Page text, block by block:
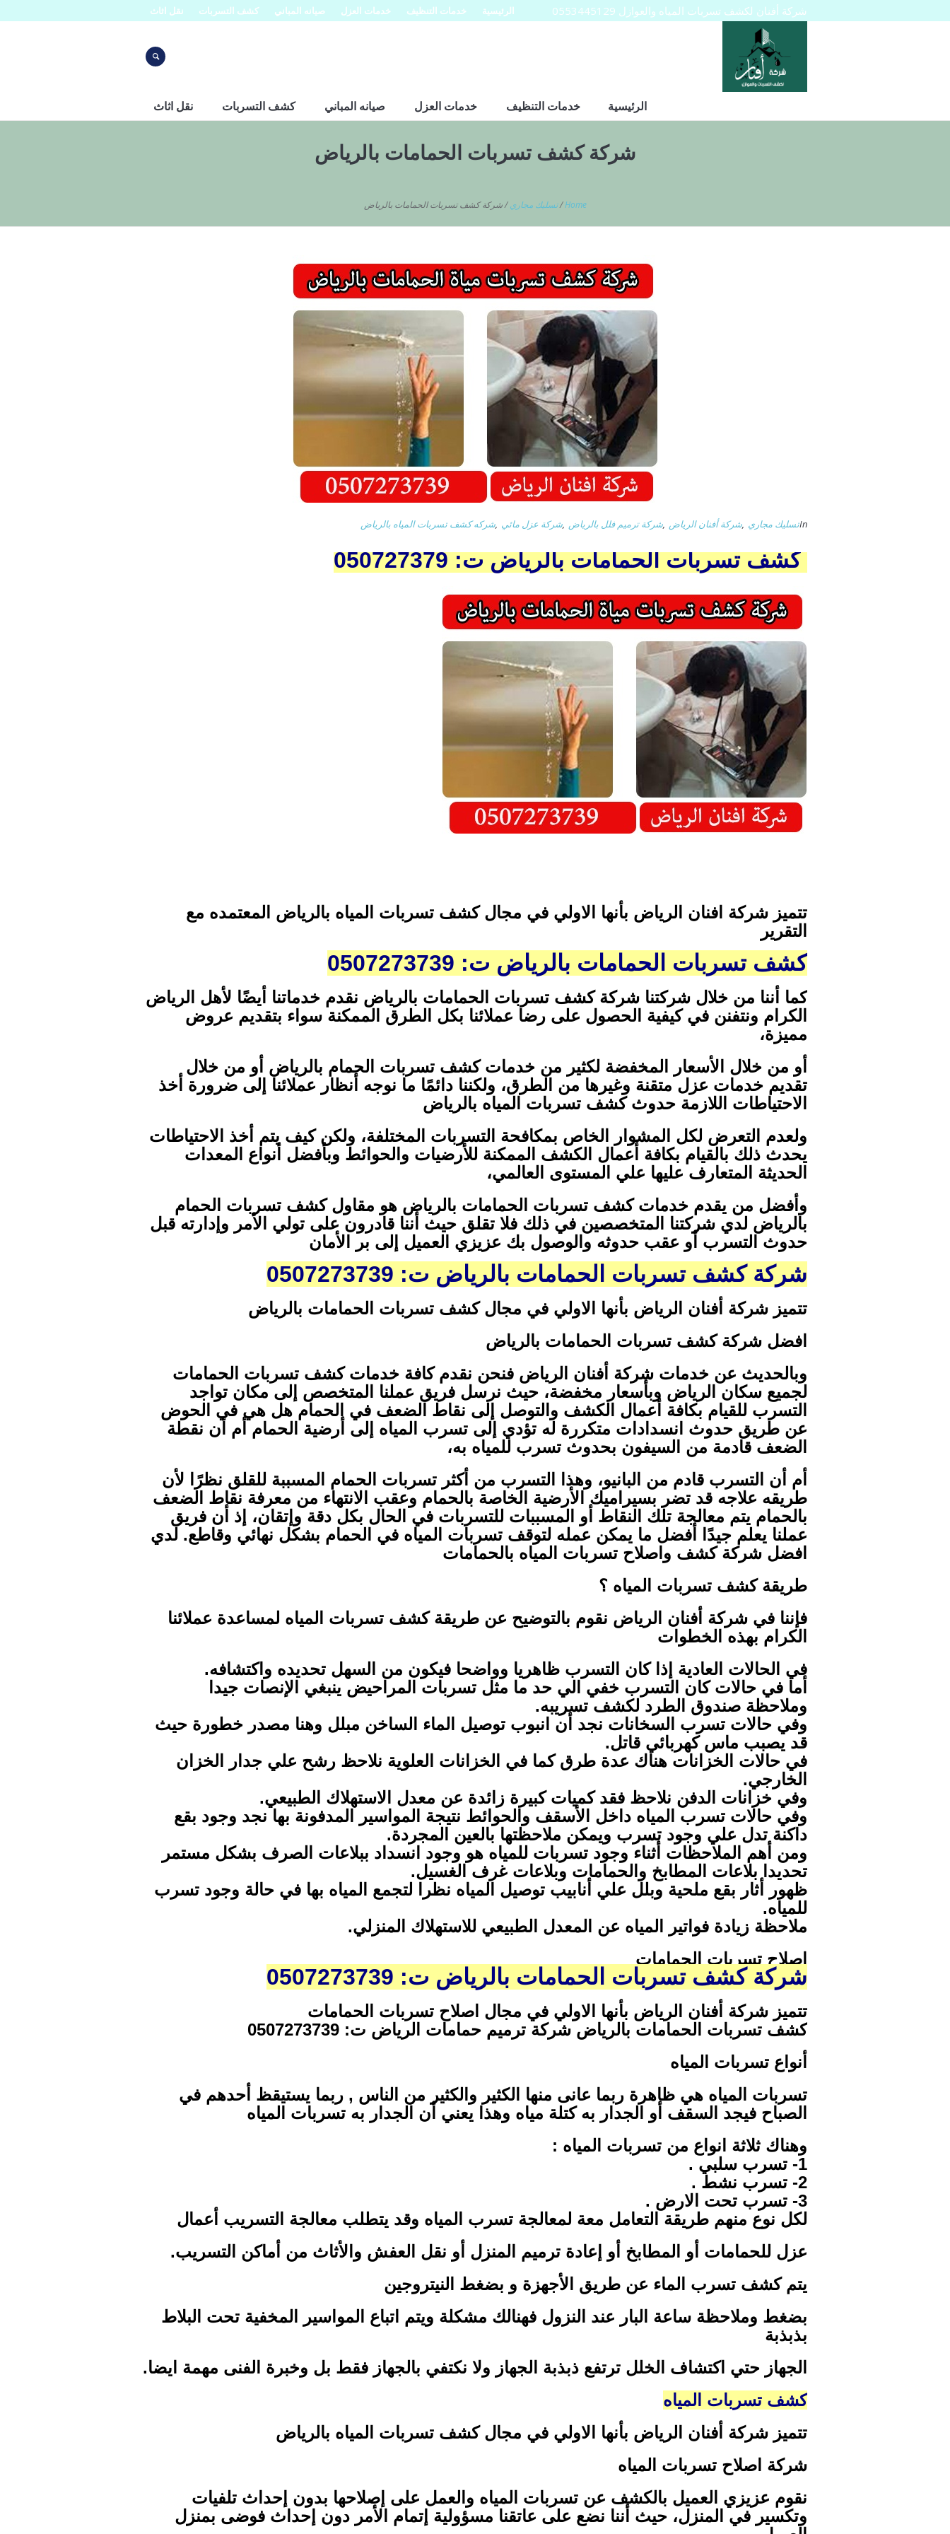
الرئيسية خدمات التنظيف خدمات العزل صيانه المباني كشف التسربات نقل اثاث شركة أفنان لكشف تسربات المياه والعوازل 0553445129
الرئيسية خدمات التنظيف خدمات العزل صيانه المباني كشف التسربات نقل اثاث
شركة كشف تسربات الحمامات بالرياض
Home
/تسليك مجاري /شركة كشف تسربات الحمامات بالرياض
Inتسليك مجاري ,شركة أفنان الرياض ,شركة ترميم فلل بالرياض ,شركة عزل مائي ,شركه كشف تسربات المياه بالرياض
كشف تسربات الحمامات بالرياض ت: 050727379
تتميز شركة افنان الرياض بأنها الاولي في مجال كشف تسربات المياه بالرياض المعتمده مع
التقرير
كشف تسربات الحمامات بالرياض ت: 0507273739
كما أننا من خلال شركتنا شركة كشف تسربات الحمامات بالرياض نقدم خدماتنا أيضًا لأهل الرياض
الكرام ونتفنن في كيفية الحصول على رضا عملائنا بكل الطرق الممكنة سواء بتقديم عروض
مميزة،
أو من خلال الأسعار المخفضة لكثير من خدمات كشف تسربات الحمام بالرياض أو من خلال
تقديم خدمات عزل متقنة وغيرها من الطرق، ولكننا دائمًا ما نوجه أنظار عملائنا إلى ضرورة أخذ
الاحتياطات اللازمة حدوث كشف تسربات المياه بالرياض
ولعدم التعرض لكل المشوار الخاص بمكافحة التسربات المختلفة، ولكن كيف يتم أخذ الاحتياطات
يحدث ذلك بالقيام بكافة أعمال الكشف الممكنة للأرضيات والحوائط وبأفضل أنواع المعدات
الحديثة المتعارف عليها علي المستوى العالمي،
وأفضل من يقدم خدمات كشف تسربات الحمامات بالرياض هو مقاول كشف تسربات الحمام
بالرياض لدي شركتنا المتخصصين في ذلك فلا تقلق حيث أننا قادرون على تولي الأمر وإدارته قبل
حدوث التسرب أو عقب حدوثه والوصول بك عزيزي العميل إلى بر الأمان
شركة كشف تسربات الحمامات بالرياض ت: 0507273739
تتميز شركة أفنان الرياض بأنها الاولي في مجال كشف تسربات الحمامات بالرياض
افضل شركة كشف تسربات الحمامات بالرياض
وبالحديث عن خدمات شركة أفنان الرياض فنحن نقدم كافة خدمات كشف تسربات الحمامات
لجميع سكان الرياض وبأسعار مخفضة، حيث نرسل فريق عملنا المتخصص إلى مكان تواجد
التسرب للقيام بكافة أعمال الكشف والتوصل إلى نقاط الضعف في الحمام هل هي في الحوض
عن طريق حدوث انسدادات متكررة له تؤدي إلى تسرب المياه إلى أرضية الحمام أم أن نقطة
الضعف قادمة من السيفون بحدوث تسرب للمياه به،
أم أن التسرب قادم من البانيو، وهذا التسرب من أكثر تسربات الحمام المسببة للقلق نظرًا لأن
طريقه علاجه قد تضر بسيراميك الأرضية الخاصة بالحمام وعقب الانتهاء من معرفة نقاط الضعف
بالحمام يتم معالجة تلك النقاط أو المسببات للتسربات في الحال بكل دقة وإتقان، إذ أن فريق
عملنا يعلم جيدًا أفضل ما يمكن عمله لتوقف تسربات المياه في الحمام بشكل نهائي وقاطع. لدي
افضل شركة كشف واصلاح تسربات المياه بالحمامات
طريقة كشف تسربات المياه ؟
فإننا في شركة أفنان الرياض نقوم بالتوضيح عن طريقة كشف تسربات المياه لمساعدة عملائنا
الكرام بهذه الخطوات
في الحالات العادية إذا كان التسرب ظاهريا وواضحا فيكون من السهل تحديده واكتشافه.
أما في حالات كان التسرب خفي الي حد ما مثل تسربات المراحيض ينبغي الإنصات جيدا
وملاحظة صندوق الطرد لكشف تسريبه.
وفي حالات تسرب السخانات نجد أن انبوب توصيل الماء الساخن مبلل وهنا مصدر خطورة حيث
قد يصبب ماس كهربائي قاتل.
في حالات الخزانات هناك عدة طرق كما في الخزانات العلوية نلاحظ رشح علي جدار الخزان
الخارجي.
وفي خزانات الدفن نلاحظ فقد كميات كبيرة زائدة عن معدل الاستهلاك الطبيعي.
وفي حالات تسرب المياه داخل الأسقف والحوائط نتيجة المواسير المدفونة بها نجد وجود بقع
داكنة تدل علي وجود تسرب ويمكن ملاحظتها بالعين المجردة.
ومن أهم الملاحظات أثناء وجود تسربات للمياه هو وجود انسداد ببلاعات الصرف بشكل مستمر
تحديدا بلاعات المطابخ والحمامات وبلاعات غرف الغسيل.
ظهور أثار بقع ملحية وبلل علي أنابيب توصيل المياه نظرا لتجمع المياه بها في حالة وجود تسرب
للمياه.
ملاحظة زيادة فواتير المياه عن المعدل الطبيعي للاستهلاك المنزلي.
اصلاح تسربات الحمامات
شركة كشف تسربات الحمامات بالرياض ت: 0507273739
تتميز شركة أفنان الرياض بأنها الاولي في مجال اصلاح تسربات الحمامات
كشف تسربات الحمامات بالرياض شركة ترميم حمامات الرياض ت: 0507273739
أنواع تسربات المياه
تسربات المياه هي ظاهرة ربما عانى منها الكثير والكثير من الناس , ربما يستيقظ أحدهم في
الصباح فيجد السقف أو الجدار به كتلة مياه وهذا يعني أن الجدار به تسربات المياه
وهناك ثلاثة انواع من تسربات المياه :
1- تسرب سلبي .
2- تسرب نشط .
3- تسرب تحت الارض .
لكل نوع منهم طريقة التعامل معة لمعالجة تسرب المياه وقد يتطلب معالجة التسريب أعمال
عزل للحمامات أو المطابخ أو إعادة ترميم المنزل أو نقل العفش والأثاث من أماكن التسريب.
يتم كشف تسرب الماء عن طريق الأجهزة و بضغط النيتروجين
بضغط وملاحظة ساعة البار عند النزول فهنالك مشكلة ويتم اتباع المواسير المخفية تحت البلاط
بذبذبة
الجهاز حتي اكتشاف الخلل ترتفع ذبذبة الجهاز ولا نكتفي بالجهاز فقط بل وخبرة الفنى مهمة ايضا.
كشف تسربات المياه
تتميز شركة أفنان الرياض بأنها الاولي في مجال كشف تسربات المياه بالرياض
شركة اصلاح تسربات المياه
نقوم عزيزي العميل بالكشف عن تسربات المياه والعمل على إصلاحها بدون إحداث تلفيات
وتكسير في المنزل، حيث أننا نضع على عاتقنا مسؤولية إتمام الأمر دون إحداث فوضى بمنزل